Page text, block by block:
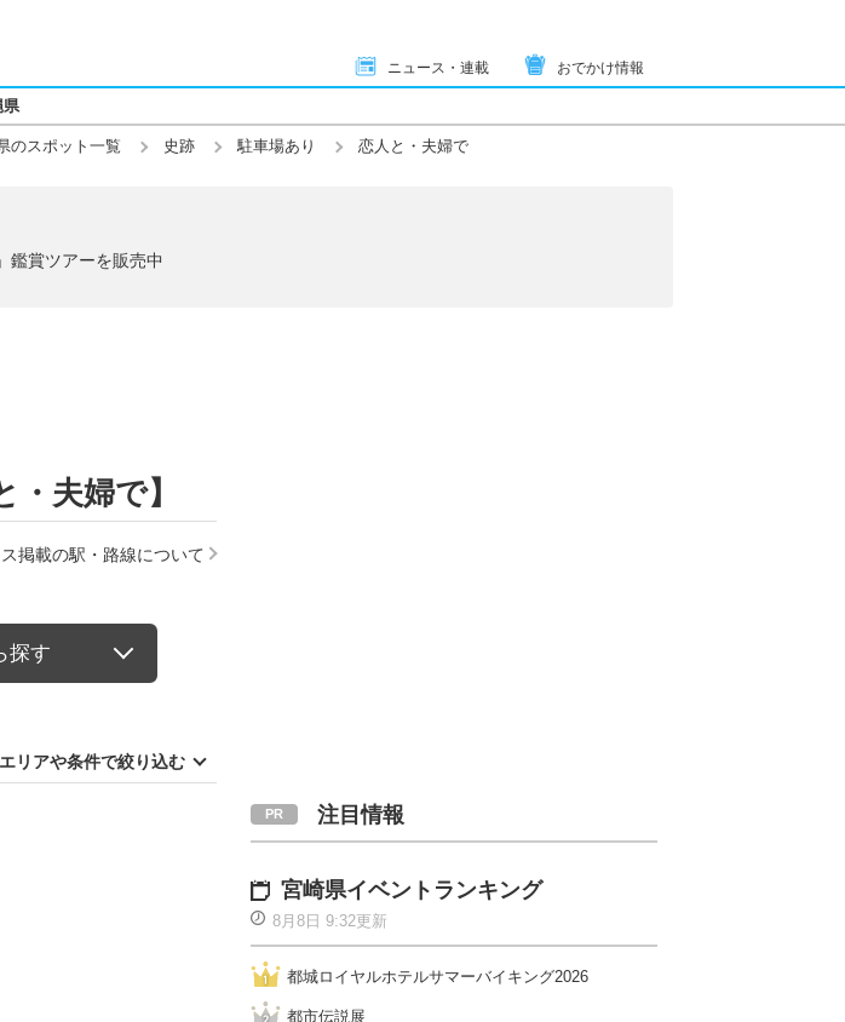
ニュース・連載 おでかけ情報
県
のスポット一覧 史跡 駐車場あり 恋人と・夫婦で
鑑賞ツアーを販売中
夫婦で】
掲載の駅・路線について
探す
エリアや条件で絞り込む
注目情報
宮崎県イベントランキング
8月8日 9:32更新
都城ロイヤルホテルサマーバイキング2026
都市伝説展